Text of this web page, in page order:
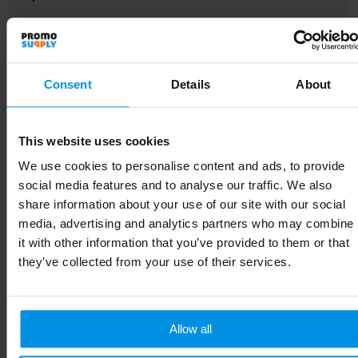
Consent Details About
This website uses cookies
We use cookies to personalise content and ads, to provide
social media features and to analyse our traffic. We also
share information about your use of our site with our social
media, advertising and analytics partners who may combine
it with other information that you’ve provided to them or that
they’ve collected from your use of their services.
Allow all
Merk
EAN-code 8713159575016
Kleur Wit
Hoogte 0.1 cm
Breedte 5.3 cm